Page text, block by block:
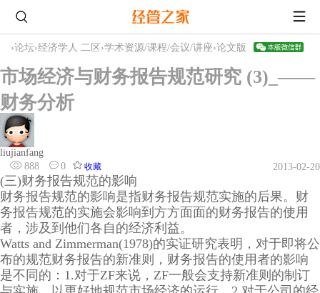
›论坛›经济学人 二区 ›学术资源/课程/会议/讲座›论文版
市场经济与财务报告规范研究 (3)_——
财务分析
liujianfang
888
0 收藏 2013-02-20
(三)财务报告规范的影响
财务报告规范的影响是指财务报告规范实施的后果。财
务报告规范的实施会影响到方方面面的财务报告的使用
者，涉及到他们各自的经济利益。
Watts and Zimmerman(1978)的实证研究表明，对于即将公
布的规范财务报告的新准则，财务报告的使用者的影响
是不同的：1.对于ZF来说，ZF一般会支持新准则的制订